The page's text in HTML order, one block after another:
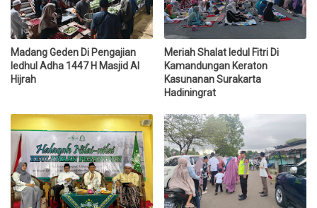
Madang Geden Di Pengajian
Iedhul Adha 1447 H Masjid Al
Hijrah
Meriah Shalat Iedul Fitri Di
Kamandungan Keraton
Kasunanan Surakarta
Hadiningrat